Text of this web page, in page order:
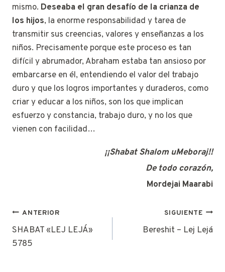
mismo. Deseaba el gran desafío de la crianza de
los hijos, la enorme responsabilidad y tarea de
transmitir sus creencias, valores y enseñanzas a los
niños. Precisamente porque este proceso es tan
difícil y abrumador, Abraham estaba tan ansioso por
embarcarse en él, entendiendo el valor del trabajo
duro y que los logros importantes y duraderos, como
criar y educar a los niños, son los que implican
esfuerzo y constancia, trabajo duro, y no los que
vienen con facilidad…
¡¡Shabat Shalom uMeboraj!!
De todo corazón,
Mordejai Maarabi
Navegación
de
entradas
ANTERIOR
SHABAT «LEJ LEJÁ»
5785
SIGUIENTE
Bereshit – Lej Lejá